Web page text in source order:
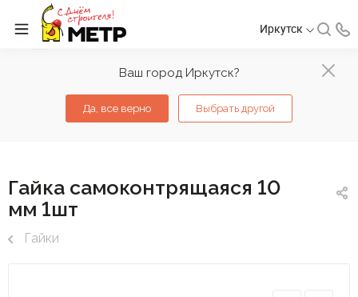
Ваш город Иркутск?
Да, все верно Выбрать другой
Иркутск
Гайка самоконтрящаяся 10
мм 1шт
Гайки